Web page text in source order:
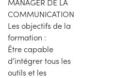
MANAGER DE LA
COMMUNICATION
Les objectifs de la
formation :
Être capable
d’intégrer tous les
outils et les